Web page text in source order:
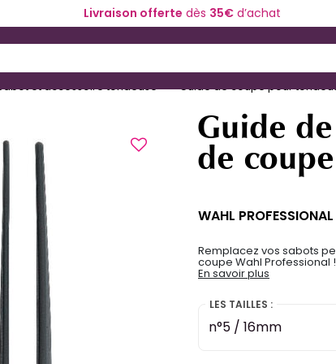
Livraison offerte dès 35€d’achat
et accessoire tondeuse Guide de coupe pour
Guide
de
WAHL PROFESSIONAL
Remplacez vos sabots
coupe Wahl Professional !
En savoir plus
LES TAILLES :
n°5 / 16mm